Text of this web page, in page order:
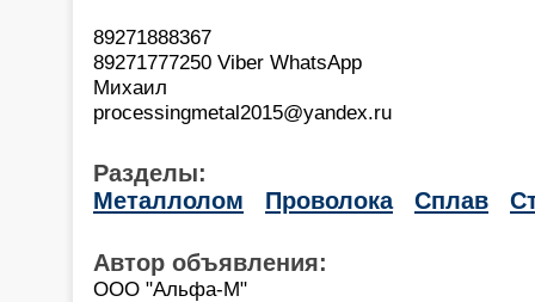
89271888367
89271777250 Viber WhatsApp
Михаил
processingmetal2015@yandex.ru
Разделы:
Металлолом
Проволока Сплав
Автор объявления:
ООО "Альфа-М"